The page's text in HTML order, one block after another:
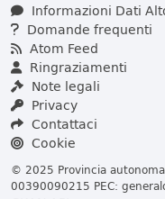
Informazioni Dati
Domande frequenti
Atom Feed
Ringraziamenti
Note legali
Privacy
Contattaci
Cookie
© 2025 Provincia
00390090215 PEC: